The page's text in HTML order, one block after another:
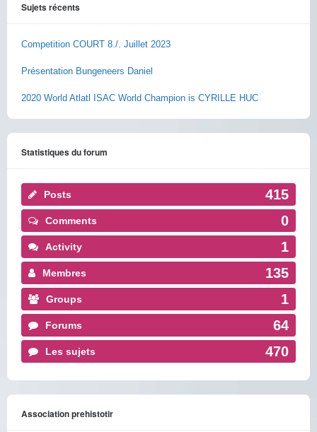
Sujets récents
Competition COURT 8./. Juillet 2023
Présentation Bungeneers Daniel
2020 World Atlatl ISAC World Champion is CYRILLE HUC
Statistiques du forum
Posts 415
Comments 0
Activity 1
Membres 135
Groups 1
Forums 64
Les sujets 470
Association prehistotir